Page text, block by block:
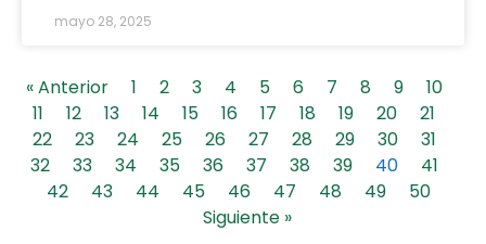
mayo 28, 2025
« Anterior 1 2 3 4 5 6 7 8 9
10
11
12 13 14 15 16 17 18 19 20
21
22
23 24 25 26 27 28 29 30
31
32
33 34 35 36 37 38 39 40
41
42
43 44 45 46 47 48 49
50
Siguiente »